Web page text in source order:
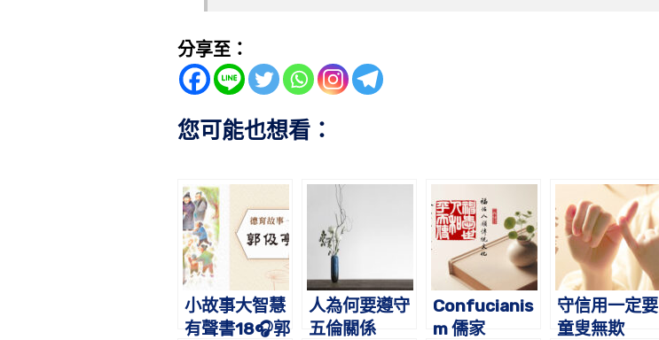
分享至：
您可能也想看：
小故事大智慧
有聲書18🎧郭
人為何要遵守
五倫關係
Confucianis
m 儒家
守信用一定要
童叟無欺